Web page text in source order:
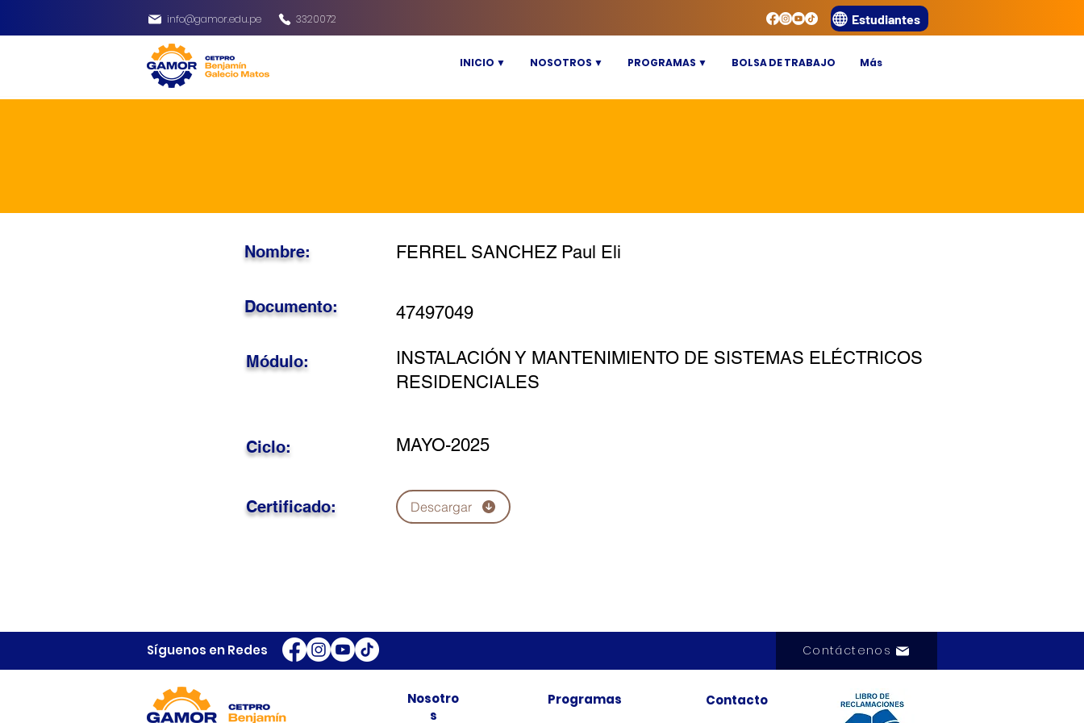
info@gamor.edu.pe 3320072 Estudiantes
INICIO ▼ NOSOTROS ▼ PROGRAMAS ▼ BOLSA DE TRABAJO Más
FERREL SANCHEZ Paul Eli
Nombre:
47497049
Documento:
INSTALACIÓN Y MANTENIMIENTO DE SISTEMAS ELÉCTRICOS
RESIDENCIALES
Módulo:
MAYO-2025
Ciclo:
Certificado: Descargar
Síguenos en Redes Contáctenos
Nosotro
s
Programas Contacto